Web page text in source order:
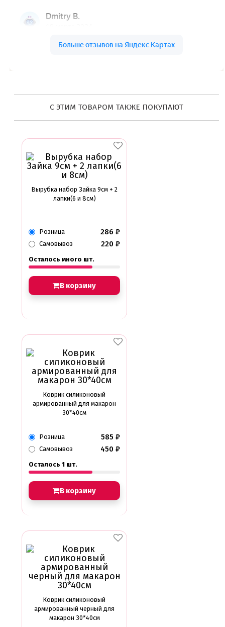
С ЭТИМ ТОВАРОМ ТАКЖЕ ПОКУПАЮТ
Вырубка набор Зайка 9см + 2
лапки(6 и 8см)
Розница 286 ₽
Самовывоз 220 ₽
Осталось много шт.
В корзину
Коврик силиконовый
армированный для макарон
30*40см
Розница 585 ₽
Самовывоз 450 ₽
Осталось 1 шт.
В корзину
Коврик силиконовый
армированный черный для
макарон 30*40см